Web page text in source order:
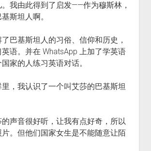
我由此得到了启发——作为穆斯林，
斯坦人啊。
巴基斯坦人的习俗、信仰和历史，
语。并在 WhatsApp 上加了学英语
家的人练习英语对话。
，我认识了一个叫艾莎的巴基斯坦
声音很好听，让我有点好奇，所以
。但他们国家女生是不能随意让陌